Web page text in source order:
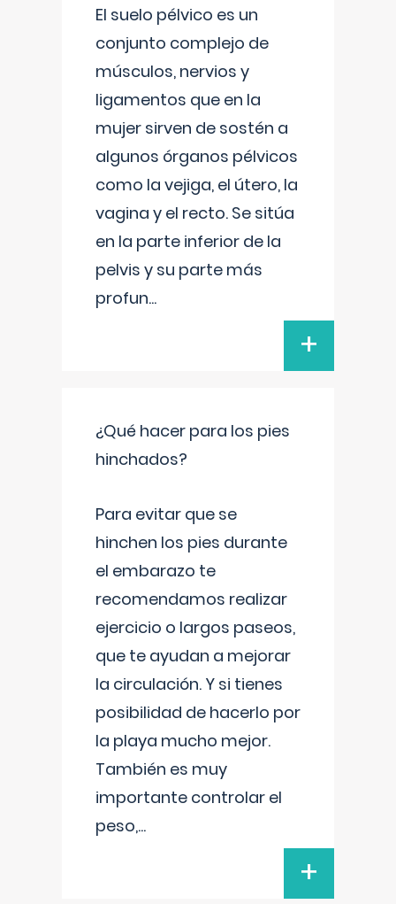
El suelo pélvico es un
conjunto complejo de
músculos, nervios y
ligamentos que en la
mujer sirven de sostén a
algunos órganos pélvicos
como la vejiga, el útero, la
vagina y el recto. Se sitúa
en la parte inferior de la
pelvis y su parte más
profun...
+
¿Qué hacer para los pies
hinchados?
Para evitar que se
hinchen los pies durante
el embarazo te
recomendamos realizar
ejercicio o largos paseos,
que te ayudan a mejorar
la circulación. Y si tienes
posibilidad de hacerlo por
la playa mucho mejor.
También es muy
importante controlar el
peso,...
+